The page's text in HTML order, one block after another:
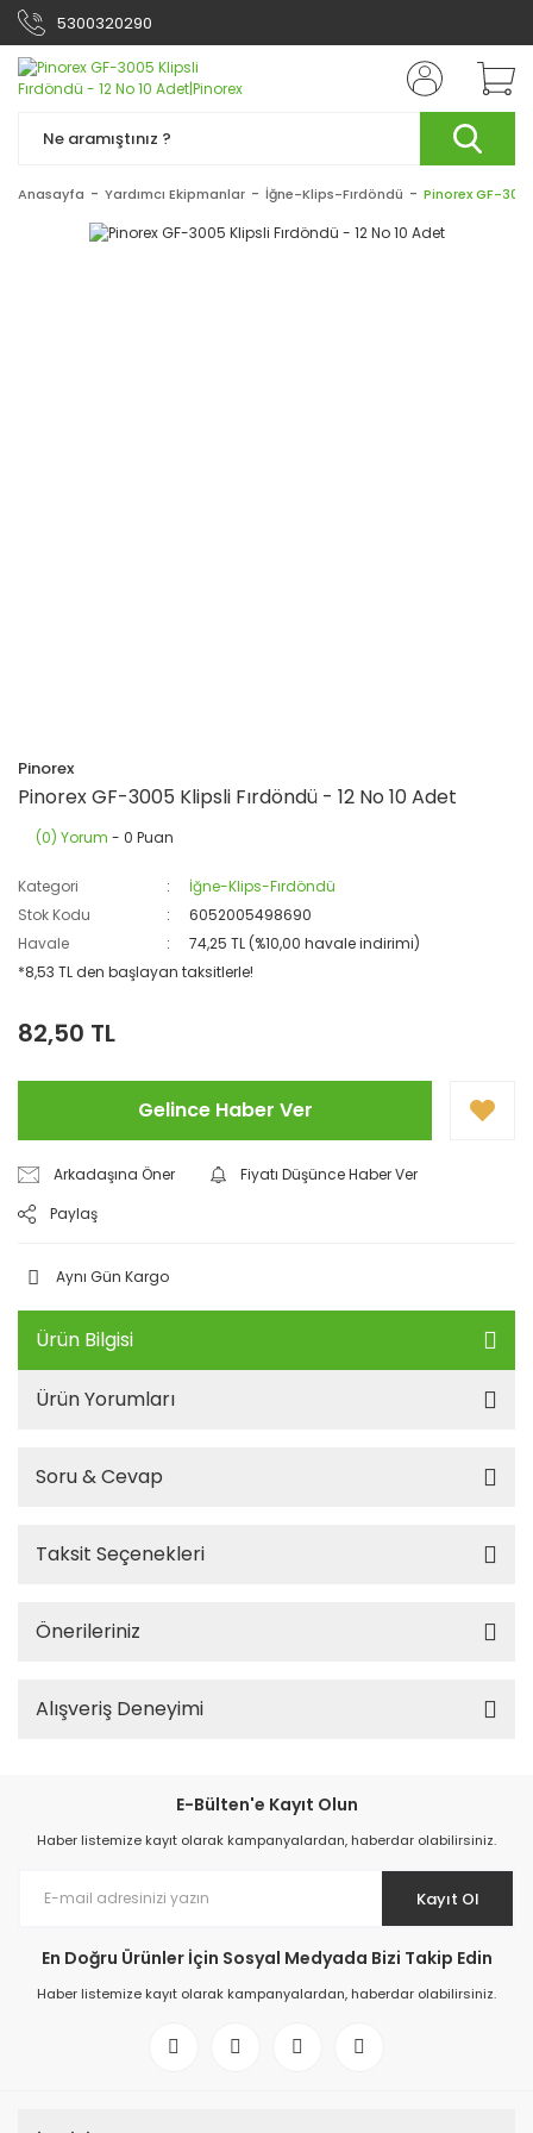
5300320290
Anasayfa Yardımcı Ekipmanlar İğne-Klips-Fırdöndü Pinorex GF-
Pinorex
Pinorex GF-3005 Klipsli Fırdöndü - 12 No 10 Adet
(0) Yorum - 0 Puan
Kategori
İğne-Klips-Fırdöndü
Stok Kodu
6052005498690
Havale
74,25 TL (%10,00 havale indirimi)
*8,53 TL den başlayan taksitlerle!
82,50 TL
Gelince Haber Ver
Arkadaşına Öner
Fiyatı Düşünce Haber Ver
Paylaş
Aynı Gün Kargo
Ürün Bilgisi
Ürün Yorumları
Soru & Cevap
Taksit Seçenekleri
Önerileriniz
Alışveriş Deneyimi
E-Bülten'e Kayıt Olun
Haber listemize kayıt olarak kampanyalardan, haberdar olabilirsiniz.
Kayıt Ol
En Doğru Ürünler İçin Sosyal Medyada Bizi Takip Edin
Haber listemize kayıt olarak kampanyalardan, haberdar olabilirsiniz.